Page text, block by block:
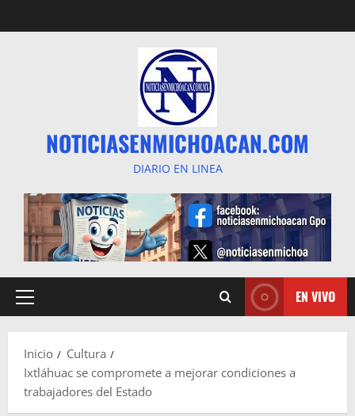
al
NOTICIASENMICHOACAN.COM
DIARIO EN LINEA
Menú
EN VIVO
Inicio
Cultura
Ixtláhuac se compromete a mejorar condiciones a
trabajadores del Estado